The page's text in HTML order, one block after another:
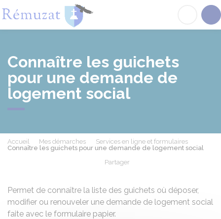
Connaître les guichets
pour une demande de
logement social
Accueil Mes démarches
Services en ligne et formulaires
Connaître les guichets pour une demande de logement social
Partager
Permet de connaître la liste des guichets où déposer,
modifier ou renouveler une demande de logement social
faite avec le formulaire papier.